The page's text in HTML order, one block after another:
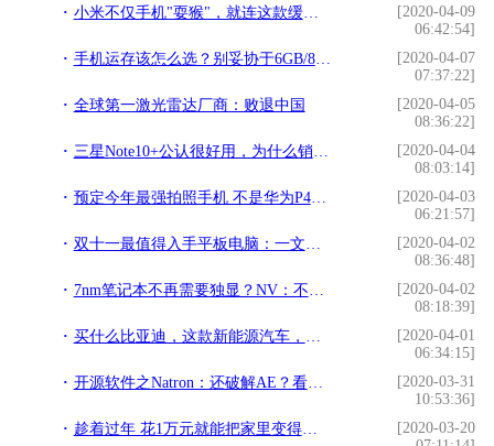
小米不仅手机"耍猴"，就连这款缓震智能跑鞋也卖断货了
[2020-04-09
06:42:54]
手机运存该怎么选？别妥协于6GB/8GB，其实12GB才是王道
[2020-04-07
07:37:22]
全球第一激光雷达厂商：败退中国
[2020-04-05
08:36:22]
三星Note10+公认很好用，为什么销量还低？三个原因告诉你真相
[2020-04-04
08:03:14]
预定今年最强拍照手机 不是华为P40 Pro 华为还将发布更强旗舰
[2020-04-03
06:21:57]
双十一最值得入手平板电脑：一文读懂华为平板M6“三剑客”
[2020-04-02
08:36:48]
7nm笔记本不再需要独显？NV：不存在的事儿
[2020-04-02
08:18:39]
买什么比亚迪，这款新能源汽车，标配HUD抬头显示，起售仅6.68万
[2020-04-01
06:34:15]
开源软件之Natron：还破解AE？看下Natron怎么抠像换背景做特效
[2020-03-31
10:53:36]
趁着过年 花1万元就能把家里变得更智能
[2020-03-20